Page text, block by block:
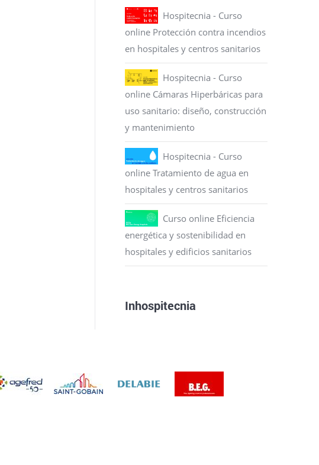
Hospitecnia - Curso
online Protección contra incendios
en hospitales y centros sanitarios
Hospitecnia - Curso
online Cámaras Hiperbáricas para
uso sanitario: diseño, construcción
y mantenimiento
Hospitecnia - Curso
online Tratamiento de agua en
hospitales y centros sanitarios
Curso online Eficiencia
energética y sostenibilidad en
hospitales y edificios sanitarios
Inhospitecnia